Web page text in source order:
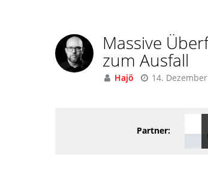
Massive
zum Ausfall
Hajö 14.
Partner: